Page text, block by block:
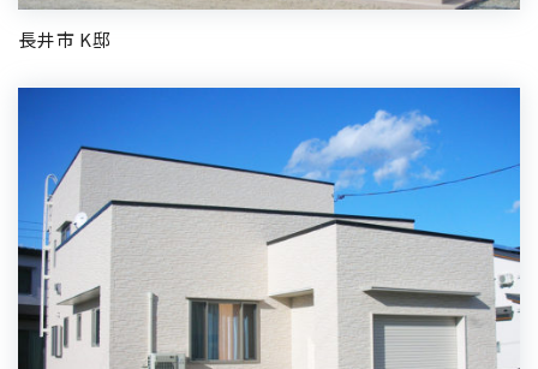
長井市 K邸